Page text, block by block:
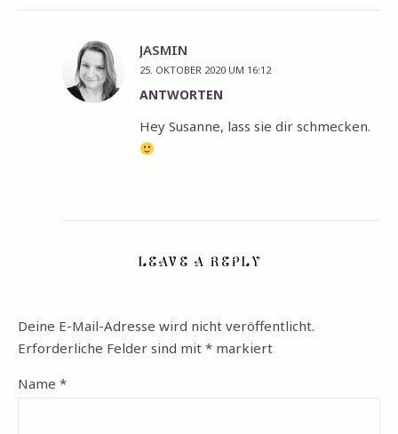
JASMIN
25. OKTOBER 2020 UM 16:12
ANTWORTEN
Hey Susanne, lass sie dir schmecken.
LEAVE A REPLY
Deine E-Mail-Adresse wird nicht veröffentlicht.
Erforderliche Felder sind mit * markiert
Name *